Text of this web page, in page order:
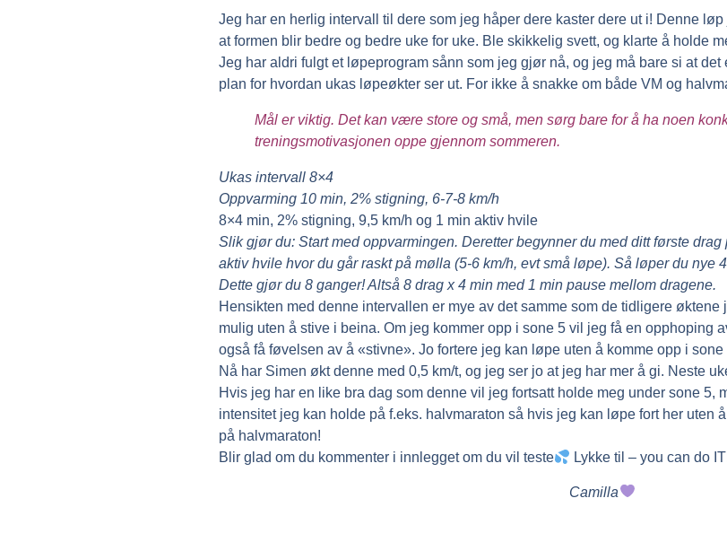
Jeg har en herlig intervall til dere som jeg håper dere kaster dere ut i! Denne
at formen blir bedre og bedre uke for uke. Ble skikkelig svett, og klarte å holde
Jeg har aldri fulgt et løpeprogram sånn som jeg gjør nå, og jeg må bare si at
plan for hvordan ukas løpeøkter ser ut. For ikke å snakke om både VM og
Mål er viktig. Det kan være store og små, men sørg bare for å ha noen
treningsmotivasjonen oppe gjennom sommeren.
Ukas intervall 8×4
Oppvarming 10 min, 2% stigning, 6-7-8 km/h
8×4 min, 2% stigning, 9,5 km/h og 1 min aktiv hvile
Slik gjør du: Start med oppvarmingen. Deretter begynner du med ditt første
aktiv hvile hvor du går raskt på mølla (5-6 km/h, evt små løpe). Så løper du nye
Dette gjør du 8 ganger! Altså 8 drag x 4 min med 1 min pause mellom dragene.
Hensikten med denne intervallen er mye av det samme som de tidligere
mulig uten å stive i beina. Om jeg kommer opp i sone 5 vil jeg få en opphoping
også få føvelsen av å «stivne». Jo fortere jeg kan løpe uten å komme opp i sone
Nå har Simen økt denne med 0,5 km/t, og jeg ser jo at jeg har mer å gi. Neste
Hvis jeg har en like bra dag som denne vil jeg fortsatt holde meg under sone 5,
intensitet jeg kan holde på f.eks. halvmaraton så hvis jeg kan løpe fort her uten
på halvmaraton!
Blir glad om du kommenter i innlegget om du vil teste
Lykke til – you can do
Camilla